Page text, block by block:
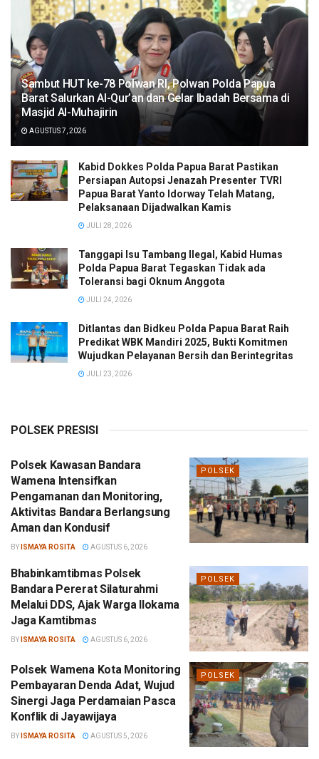
Sambut HUT ke-78 Polwan RI, Polwan Polda Papua
Barat Salurkan Al-Qur’an dan Gelar Ibadah Bersama di
Masjid Al-Muhajirin
AGUSTUS 7, 2026
Kabid Dokkes Polda Papua Barat Pastikan
Persiapan Autopsi Jenazah Presenter TVRI
Papua Barat Yanto Idorway Telah Matang,
Pelaksanaan Dijadwalkan Kamis
JULI 28, 2026
Tanggapi Isu Tambang Ilegal, Kabid Humas
Polda Papua Barat Tegaskan Tidak ada
Toleransi bagi Oknum Anggota
JULI 24, 2026
Ditlantas dan Bidkeu Polda Papua Barat Raih
Predikat WBK Mandiri 2025, Bukti Komitmen
Wujudkan Pelayanan Bersih dan Berintegritas
JULI 23, 2026
POLSEK PRESISI
POLSEK
Polsek Kawasan Bandara
Wamena Intensifkan
Pengamanan dan Monitoring,
Aktivitas Bandara Berlangsung
Aman dan Kondusif
BY ISMAYA ROSITA AGUSTUS 6, 2026
POLSEK
Bhabinkamtibmas Polsek
Bandara Pererat Silaturahmi
Melalui DDS, Ajak Warga Ilokama
Jaga Kamtibmas
BY ISMAYA ROSITA AGUSTUS 6, 2026
POLSEK
Polsek Wamena Kota Monitoring
Pembayaran Denda Adat, Wujud
Sinergi Jaga Perdamaian Pasca
Konflik di Jayawijaya
BY ISMAYA ROSITA AGUSTUS 5, 2026